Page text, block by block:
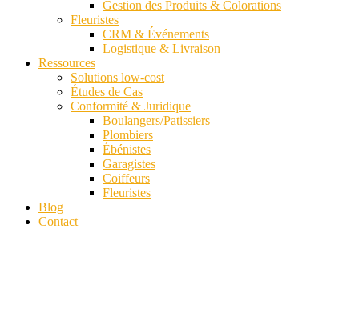
Gestion des Produits & Colorations
Fleuristes
CRM & Événements
Logistique & Livraison
Ressources
Solutions low-cost
Études de Cas
Conformité & Juridique
Boulangers/Patissiers
Plombiers
Ébénistes
Garagistes
Coiffeurs
Fleuristes
Blog
Contact